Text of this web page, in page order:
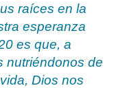
raíces en la
esperanza
es que, a
nutriéndonos de
Dios nos